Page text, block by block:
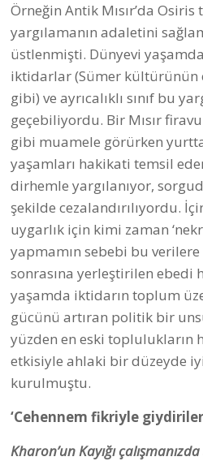
yargılamanın adaletini
üstlenmişti. Dünyevi
iktidarlar (Sümer kültürünün
gibi) ve ayrıcalıklı sınıf bu
geçebiliyordu. Bir Mısır
gibi muamele görürken
yaşamları hakikati temsil
dirhemle yargılanıyor,
şekilde cezalandırılıyordu.
uygarlık için kimi zaman
yapmamın sebebi bu
sonrasına yerleştirilen ebedi
yaşamda iktidarın toplum
gücünü artıran politik bir
yüzden en eski toplulukların
etkisiyle ahlaki bir düzeyde
kurulmuştu.
neler oldu? Ölümün toplumsal